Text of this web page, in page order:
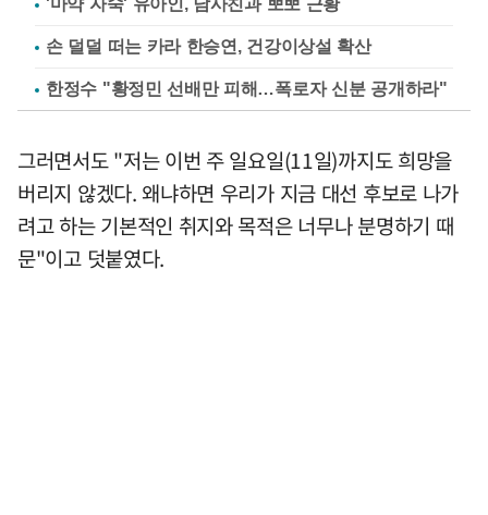
손 덜덜 떠는 카라 한승연, 건강이상설 확산
한정수 "황정민 선배만 피해…폭로자 신분 공개하라"
그러면서도 "저는 이번 주 일요일(11일)까지도 희망을
버리지 않겠다. 왜냐하면 우리가 지금 대선 후보로 나가
려고 하는 기본적인 취지와 목적은 너무나 분명하기 때
문"이고 덧붙였다.